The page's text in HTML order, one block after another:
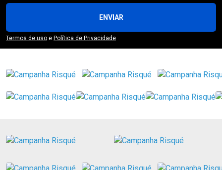
ENVIAR
Termos de uso e Política de Privacidade